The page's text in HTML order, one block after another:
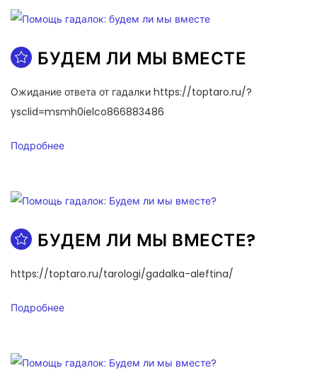
БУДЕМ ЛИ МЫ ВМЕСТЕ
Ожидание ответа от гадалки https://toptaro.ru/?
ysclid=msmh0ielco866883486
Подробнее
БУДЕМ ЛИ МЫ ВМЕСТЕ?
https://toptaro.ru/tarologi/gadalka-aleftina/
Подробнее